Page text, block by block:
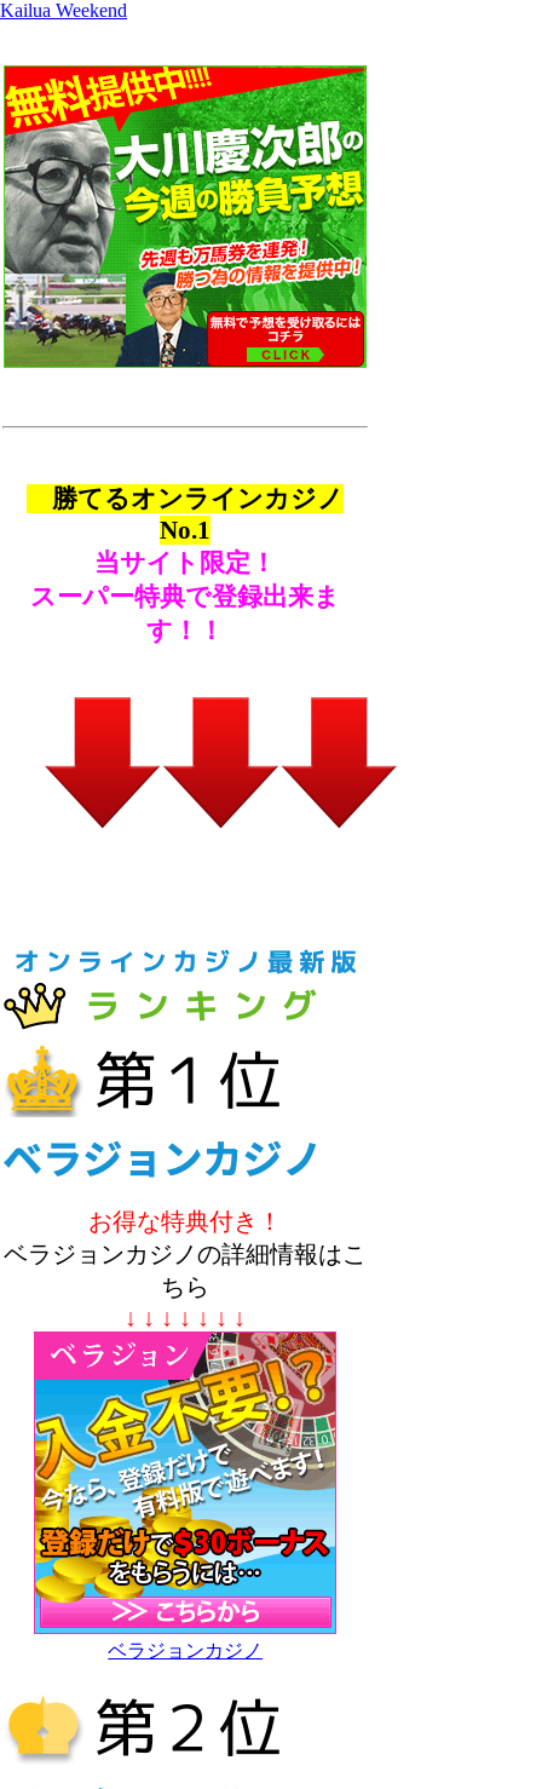
Kailua Weekend
勝てるオンラインカジノ
No.1
当サイト限定！
スーパー特典で登録出来ま
す！！
お得な特典付き！
ベラジョンカジノの詳細情報はこ
ちら
↓ ↓ ↓ ↓ ↓ ↓ ↓
ベラジョンカジノ